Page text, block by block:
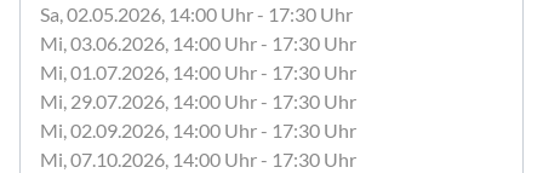
Sa, 02.05.2026 , 14:00 Uhr- 17:30 Uhr
Mi, 03.06.2026 , 14:00 Uhr- 17:30 Uhr
Mi, 01.07.2026 , 14:00 Uhr- 17:30 Uhr
Mi, 29.07.2026 , 14:00 Uhr- 17:30 Uhr
Mi, 02.09.2026 , 14:00 Uhr- 17:30 Uhr
Mi, 07.10.2026 , 14:00 Uhr- 17:30 Uhr